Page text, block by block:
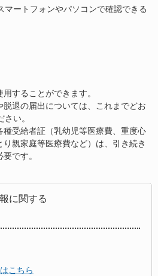
マートフォンやパソコンで確認できる
することができます。
脱退の届出については、これまでどお
い。
種受給者証（乳幼児等医療費、重度心
親家庭等医療費など）は、引き続き
です。
に関する
こちら